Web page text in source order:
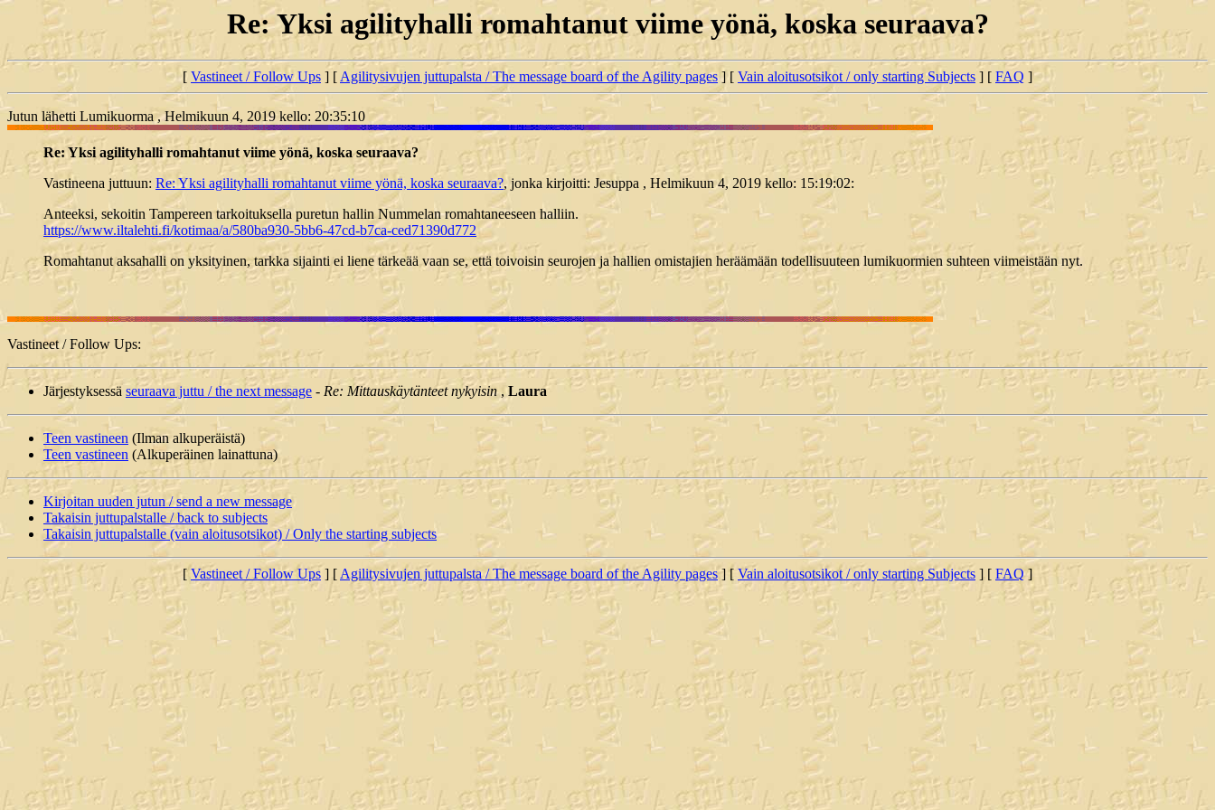
Re: Yksi agilityhalli romahtanut viime yönä, koska seuraava?
[ Vastineet / Follow Ups ] [Agilitysivujen juttupalsta / The message board of the Agility pages] [ Vain aloitusotsikot / only starting Subjects ] [ FAQ ]
Jutun lähetti Lumikuorma , Helmikuun 4, 2019 kello: 20:35:10
Re: Yksi agilityhalli romahtanut viime yönä, koska seuraava?
Vastineena juttuun: Re: Yksi agilityhalli romahtanut viime yönä, koska seuraava?, jonka kirjoitti: Jesuppa , Helmikuun 4, 2019 kello: 15:19:02:
Anteeksi, sekoitin Tampereen tarkoituksella puretun hallin Nummelan romahtaneeseen halliin.
https://www.iltalehti.fi/kotimaa/a/580ba930-5bb6-47cd-b7ca-ced71390d772
Romahtanut aksahalli on yksityinen, tarkka sijainti ei liene tärkeää vaan se, että toivoisin seurojen ja hallien omistajien heräämään todellisuuteen lumikuormien suhteen viimeistään nyt.
Vastineet / Follow Ups:
Järjestyksessä seuraava juttu / the next message - Re: Mittauskäytänteet nykyisin ,Laura
Teen vastineen (Ilman alkuperäistä)
Teen vastineen (Alkuperäinen lainattuna)
Kirjoitan uuden jutun / send a new message
Takaisin juttupalstalle / back to subjects
Takaisin juttupalstalle (vain aloitusotsikot) / Only the starting subjects
[Vastineet / Follow Ups ] [Agilitysivujen juttupalsta / The message board of the Agility pages] [ Vain aloitusotsikot / only starting Subjects ] [ FAQ]